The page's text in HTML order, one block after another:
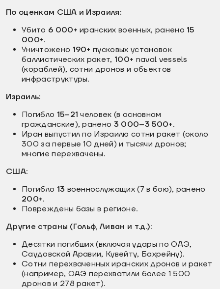
По оценкам США и Израиля:
Убито 6 000+ иранских военных, ранено 15
000+.
Уничтожено 190+ пусковых установок
баллистических ракет, 100+ naval vessels
(кораблей), сотни дронов и объектов
инфраструктуры.
Израиль:
Погибло 15–21 человек (в основном
гражданские), ранено 3 000–3 500+.
Иран выпустил по Израилю сотни ракет (около
300 за первые 10 дней) и тысячи дронов;
многие перехвачены.
США:
Погибло 13 военнослужащих (7 в бою), ранено
200+.
Повреждены базы в регионе.
Другие страны (Гольф, Ливан и т.д.):
Десятки погибших (включая удары по ОАЭ,
Саудовской Аравии, Кувейту, Бахрейну).
Сотни перехваченных иранских дронов и ракет
(например, ОАЭ перехватили более 1 500
дронов и 278 ракет).